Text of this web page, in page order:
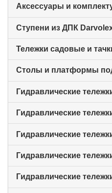
Ступени из ДПК
Тележки садовые и
Столы и платформы
Гидравлические
Гидравлические
Гидравлические
Гидравлические